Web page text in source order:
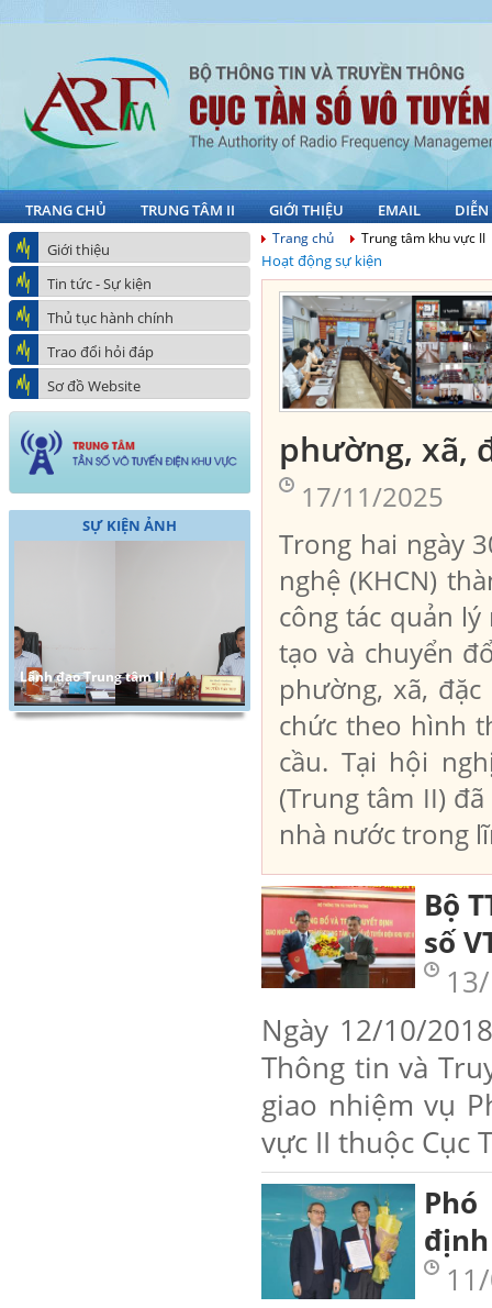
TRANG CHỦ TRUNG TÂM II GIỚI THIỆU EMAIL
Giới thiệu
Tin tức - Sự kiện
Thủ tục hành chính
Trao đổi hỏi đáp
Sơ đồ Website
SỰ KIỆN ẢNH
Lãnh đạo Trung tâm II
Trang chủ Trung tâm khu vực II
Hoạt động sự kiện
phường, xã,
17/11/2025
Trong hai ngày
nghệ (KHCN)
công tác quản
tạo và chuyển
phường, xã,
chức theo hình
cầu. Tại hội
(Trung tâm II)
nhà nước trong
Bộ
số
Ngày 12/10/
Thông tin và
giao nhiệm vụ
vực II thuộc Cục